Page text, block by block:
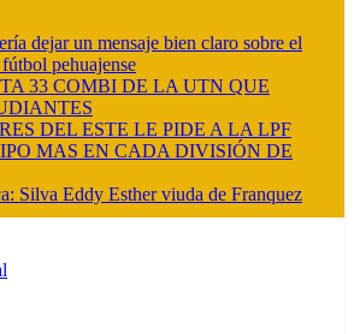
dejar un mensaje bien claro sobre el
pehuajense
33 COMBI DE LA UTN QUE
DEL ESTE LE PIDE A LA LPF
MAS EN CADA DIVISIÓN DE
Silva Eddy Esther viuda de Franquez